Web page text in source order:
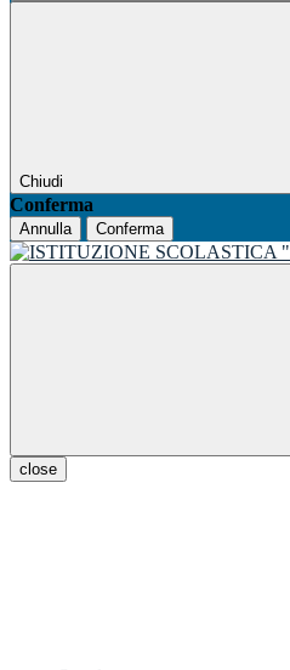
Chiudi
Conferma
Annulla Conferma
close